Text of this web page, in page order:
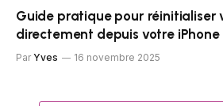
Guide pratique pour réinitialiser
directement depuis votre iPhone
Par Yves 16 novembre 2025